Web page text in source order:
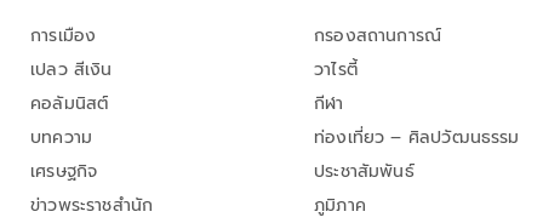
การเมือง
เปลว สีเงิน
คอลัมนิสต์
บทความ
เศรษฐกิจ
ข่าวพระราชสำนัก
กรองสถานการณ์
วาไรตี้
กีฬา
ท่องเที่ยว – ศิลปวัฒนธรรม
ประชาสัมพันธ์
ภูมิภาค